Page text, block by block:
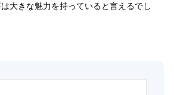
大きな魅力を持っていると言えるでし